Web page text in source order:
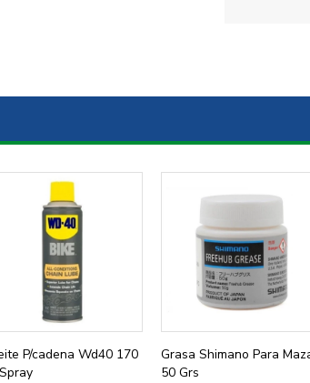
P/cadena Wd40 170
Grasa Shimano Para
50 Grs